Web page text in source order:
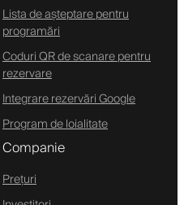
Lista de așteptare pentru
programări
Coduri QR de scanare pentru
rezervare
Integrare rezervări Google
Program de loialitate
Companie
Prețuri